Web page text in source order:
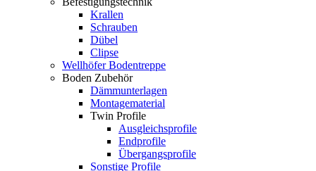
Krallen
Schrauben
Dübel
Clipse
Wellhöfer Bodentreppe
Boden Zubehör
Dämmunterlagen
Montagematerial
Twin Profile
Ausgleichsprofile
Endprofile
Übergangsprofile
Sonstige Profile